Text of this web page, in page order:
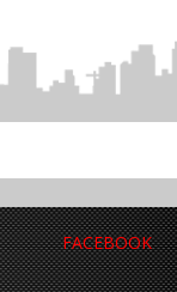
FACEBOOK